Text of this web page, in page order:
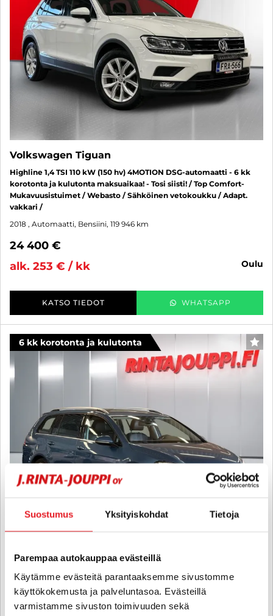
Suostumus Yksityiskohdat Tietoja
Parempaa autokauppaa evästeillä
Käytämme evästeitä parantaaksemme sivustomme
käyttökokemusta ja palveluntasoa. Evästeillä
varmistamme sivuston toimivuuden sekä
Volkswagen Tiguan
Highline 1,4 TSI 110 kW (150 hv) 4MOTION DSG-automaatti - 6 kk
korotonta ja kulutonta maksuaikaa! - Tosi siisti! / Top Comfort-
Mukavuusistuimet / Webasto / Sähköinen vetokoukku / Adapt.
vakkari /
2018 , Automaatti, Bensiini, 119 946 km
24 400 €
alk. 253 € / kk
oulu
KATSO TIEDOT WHATSAPP
6 kk korotonta ja kulutonta
Variant Highline 2,0 TDI 110 kW (150 hv) BlueMotion Technology
DSG-automaatti - 6 kk korotonta ja kulutonta maksuaikaa! -
Suomi-auto, Polt.lämmitin, Adapt.vakkari, Aut.ilmastointi, Koukku,
Bluetooth, Navi